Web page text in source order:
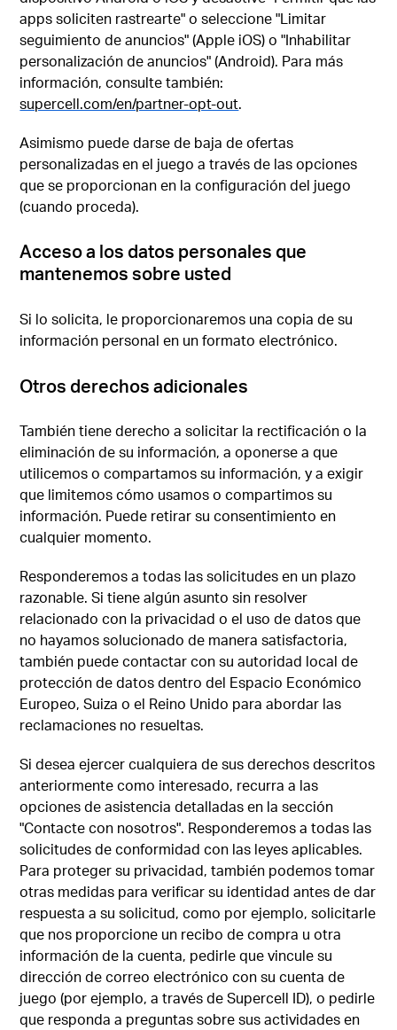
apps soliciten rastrearte" o seleccione "Limitar
seguimiento de anuncios" (Apple iOS) o "Inhabilitar
personalización de anuncios" (Android). Para más
información, consulte también:
supercell.com/en/partner-opt-out.
Asimismo puede darse de baja de ofertas
personalizadas en el juego a través de las opciones
que se proporcionan en la configuración del juego
(cuando proceda).
Acceso a los datos personales que
mantenemos sobre usted
Si lo solicita, le proporcionaremos una copia de su
información personal en un formato electrónico.
Otros derechos adicionales
También tiene derecho a solicitar la rectificación o la
eliminación de su información, a oponerse a que
utilicemos o compartamos su información, y a exigir
que limitemos cómo usamos o compartimos su
información. Puede retirar su consentimiento en
cualquier momento.
Responderemos a todas las solicitudes en un plazo
razonable. Si tiene algún asunto sin resolver
relacionado con la privacidad o el uso de datos que
no hayamos solucionado de manera satisfactoria,
también puede contactar con su autoridad local de
protección de datos dentro del Espacio Económico
Europeo, Suiza o el Reino Unido para abordar las
reclamaciones no resueltas.
Si desea ejercer cualquiera de sus derechos descritos
anteriormente como interesado, recurra a las
opciones de asistencia detalladas en la sección
"Contacte con nosotros". Responderemos a todas las
solicitudes de conformidad con las leyes aplicables.
Para proteger su privacidad, también podemos tomar
otras medidas para verificar su identidad antes de dar
respuesta a su solicitud, como por ejemplo, solicitarle
que nos proporcione un recibo de compra u otra
información de la cuenta, pedirle que vincule su
dirección de correo electrónico con su cuenta de
juego (por ejemplo, a través de Supercell ID), o pedirle
que responda a preguntas sobre sus actividades en